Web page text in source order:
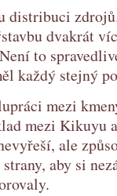
distribuci
dvakrát
to
každý stejný
mezi
mezi Kikuyu
ale
aby si